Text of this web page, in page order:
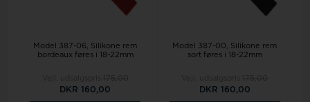
Model 387-06
Silikone rem
bordeaux føres i 18-22mm
DKR 160,00
Model 387-00
Silikone rem
sort føres i 18-22mm
DKR 160,00